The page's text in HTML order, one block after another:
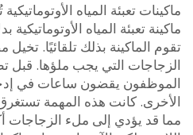
تعبئة المياه الأوتوماتيكية تُسرّع
تعبئة المياه الأوتوماتيكية بدلاً
الماكينة بذلك تلقائيًا. تخيل مصنعًا
التي يجب ملؤها. قبل تطوير
يقضون ساعات في إدخال
كانت هذه المهمة تستغرق وقتًا
يؤدي إلى ملء الزجاجات أكثر